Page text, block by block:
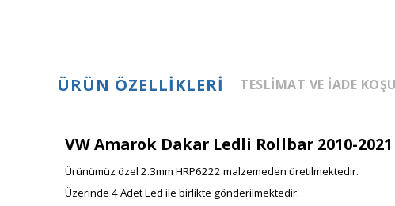
ÜRÜN ÖZELLIKLERI TESLIMAT VE İADE
VW Amarok Dakar Ledli Rollbar 2010-
Ürünümüz özel 2.3mm HRP6222 malzemeden üretilmektedir.
Üzerinde 4 Adet Led ile birlikte gönderilmektedir.